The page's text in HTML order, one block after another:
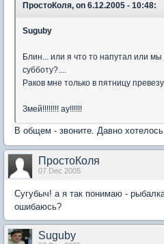
ПростоКоля, on 6.12.2005 - 10:48:
Suguby
Блин... или я что то напутал или мы
субботу?....
Раков мне только в пятницу
Змей!!!!!!!! ау!!!!!!
В общем - звоните. Давно хотелось
ПростоКоля
07 Dec 2005
Сугубыч! а я так понимаю -
ошибаюсь?
Suguby